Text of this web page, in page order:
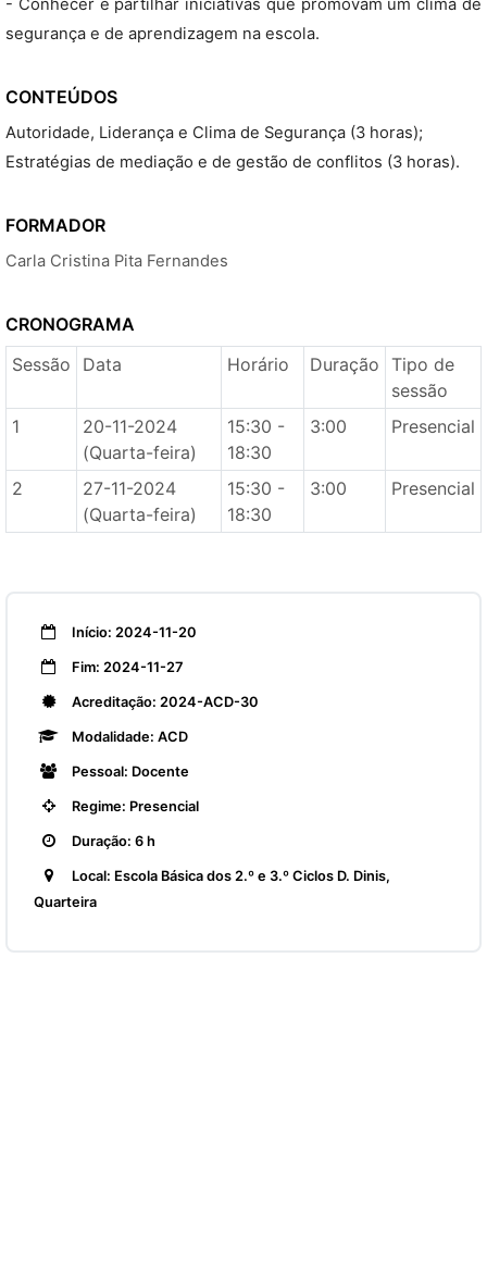
- Conhecer e partilhar iniciativas que promovam um clima de
segurança e de aprendizagem na escola.
CONTEÚDOS
Autoridade, Liderança e Clima de Segurança (3 horas);
Estratégias de mediação e de gestão de conflitos (3 horas).
FORMADOR
Carla Cristina Pita Fernandes
CRONOGRAMA
Sessão
Data Horário Duração Tipo de
sessão
1
20-11-2024
(Quarta-feira)
15:30 -
18:30
3:00 Presencial
2
27-11-2024
(Quarta-feira)
15:30 -
18:30
3:00 Presencial
Início: 2024-11-20
Fim: 2024-11-27
Acreditação: 2024-ACD-30
Modalidade: ACD
Pessoal: Docente
Regime: Presencial
Duração: 6 h
Local: Escola Básica dos 2.º e 3.º Ciclos D. Dinis,
Quarteira